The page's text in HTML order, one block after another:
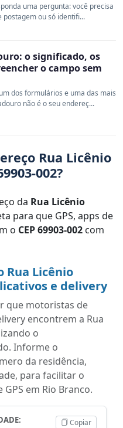
uma pergunta: você precisa
ou só identifi...
o significado, os
o campo sem
dos formulários e uma das mais
não é o seu endereç...
Rua Licênio
002?
da Rua Licênio
para que GPS, apps de
o CEP 69903-002 com
Rua Licênio
e delivery
que motoristas de
encontrem a Rua
o
Informe o
da residência,
para facilitar o
em Rio Branco.
Copiar